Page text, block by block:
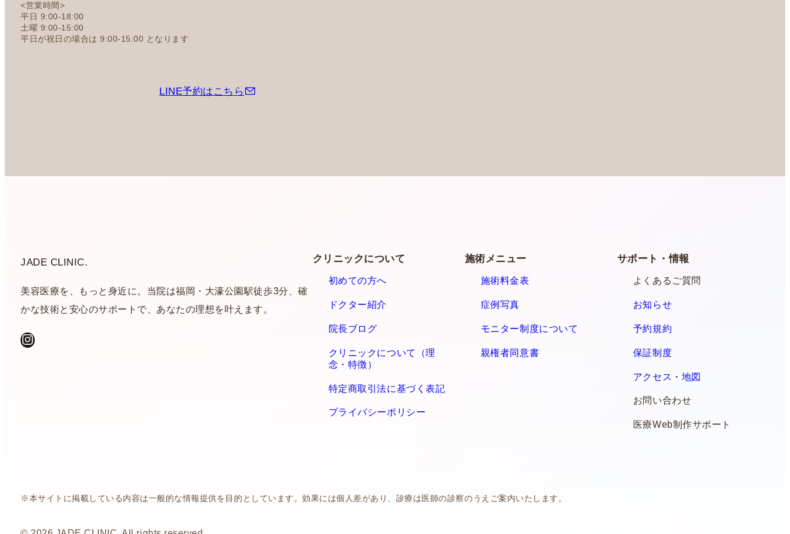
<営業時間>
平日 9:00-18:00
土曜 9:00-15:00
平日が祝日の場合は 9:00-15:00 となります
LINE予約はこちら
JADE CLINIC.
美容医療を、もっと身近に。当院は福岡・大濠公園駅徒歩3分、確
かな技術と安心のサポートで、あなたの理想を叶えます。
Instagram
クリニックについて
初めての方へ
ドクター紹介
院長ブログ
クリニックについて（理
念・特徴）
特定商取引法に基づく表記
プライバシーポリシー
施術メニュー
施術料金表
症例写真
モニター制度について
親権者同意書
サポート・情報
よくあるご質問
お知らせ
予約規約
保証制度
アクセス・地図
お問い合わせ
医療Web制作サポート
※本サイトに掲載している内容は一般的な情報提供を目的としています。効果には個人差があり、診療は医師の診察のうえご案内いたします。